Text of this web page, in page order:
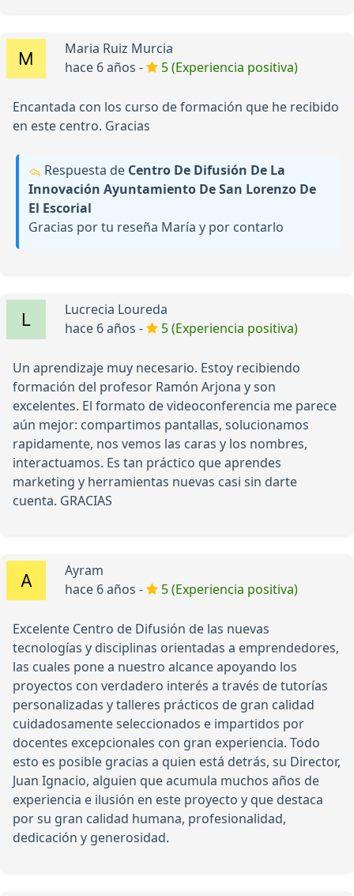
Maria Ruiz Murcia
hace 6 años -
5 (Experiencia positiva)
Encantada con los curso de formación que he recibido
en este centro. Gracias
Respuesta de Centro De Difusión De La
Innovación Ayuntamiento De San Lorenzo De
El Escorial
Gracias por tu reseña María y por contarlo
Lucrecia Loureda
hace 6 años -
5 (Experiencia positiva)
Un aprendizaje muy necesario. Estoy recibiendo
formación del profesor Ramón Arjona y son
excelentes. El formato de videoconferencia me parece
aún mejor: compartimos pantallas, solucionamos
rapidamente, nos vemos las caras y los nombres,
interactuamos. Es tan práctico que aprendes
marketing y herramientas nuevas casi sin darte
cuenta. GRACIAS
Ayram
hace 6 años -
5 (Experiencia positiva)
Excelente Centro de Difusión de las nuevas
tecnologías y disciplinas orientadas a emprendedores,
las cuales pone a nuestro alcance apoyando los
proyectos con verdadero interés a través de tutorías
personalizadas y talleres prácticos de gran calidad
cuidadosamente seleccionados e impartidos por
docentes excepcionales con gran experiencia. Todo
esto es posible gracias a quien está detrás, su Director,
Juan Ignacio, alguien que acumula muchos años de
experiencia e ilusión en este proyecto y que destaca
por su gran calidad humana, profesionalidad,
dedicación y generosidad.